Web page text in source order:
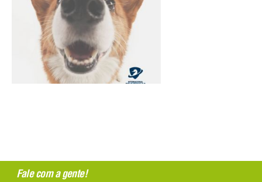
Fale com a gente!